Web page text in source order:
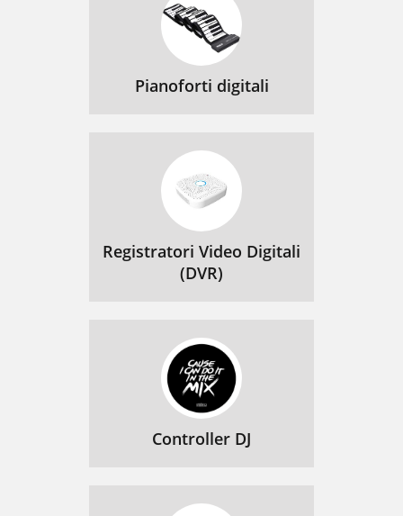
Pianoforti digitali
Registratori Video Digitali
(DVR)
Controller DJ